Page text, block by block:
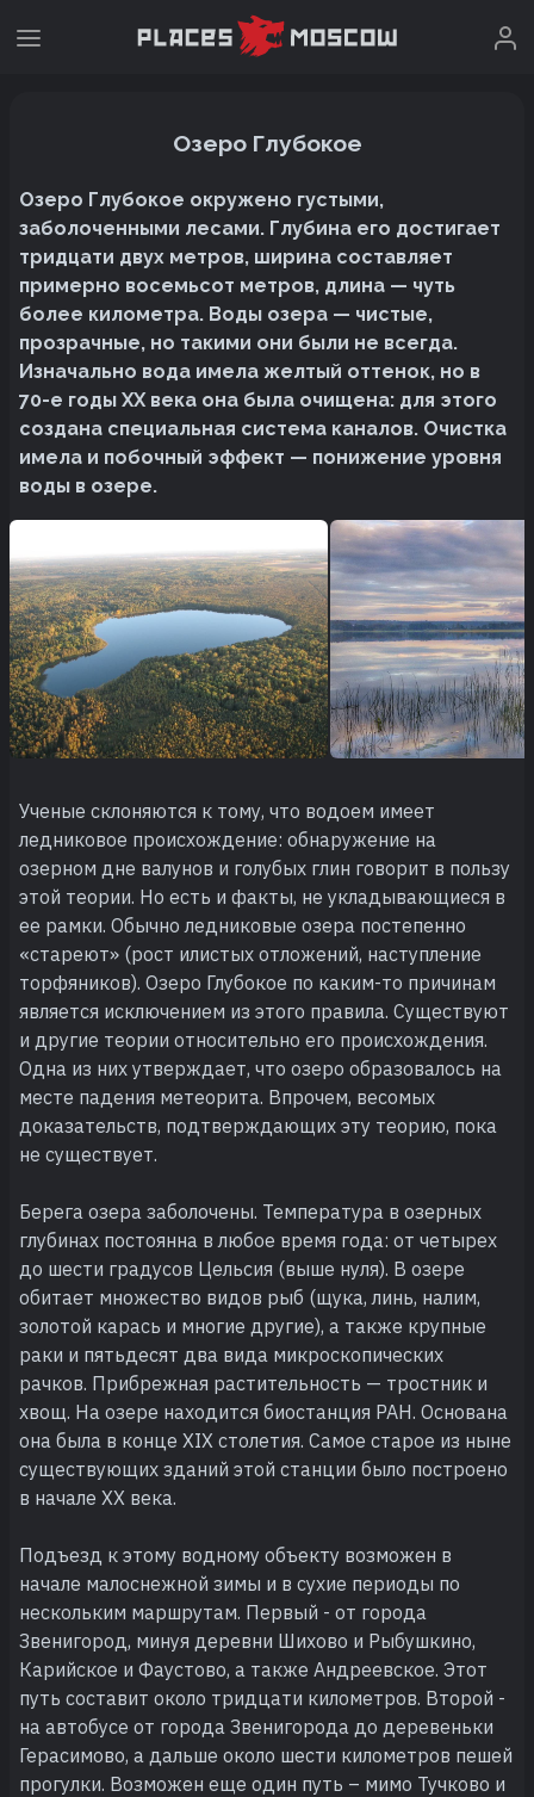
Озеро Глубокое
Озеро Глубокое окружено густыми,
заболоченными лесами. Глубина его достигает
тридцати двух метров, ширина составляет
примерно восемьсот метров, длина — чуть
более километра. Воды озера — чистые,
прозрачные, но такими они были не всегда.
Изначально вода имела желтый оттенок, но в
70-е годы XX века она была очищена: для этого
создана специальная система каналов. Очистка
имела и побочный эффект — понижение уровня
воды в озере.
Ученые склоняются к тому, что водоем имеет
ледниковое происхождение: обнаружение на
озерном дне валунов и голубых глин говорит в пользу
этой теории. Но есть и факты, не укладывающиеся в
ее рамки. Обычно ледниковые озера постепенно
«стареют» (рост илистых отложений, наступление
торфяников). Озеро Глубокое по каким-то причинам
является исключением из этого правила. Существуют
и другие теории относительно его происхождения.
Одна из них утверждает, что озеро образовалось на
месте падения метеорита. Впрочем, весомых
доказательств, подтверждающих эту теорию, пока
не существует.
Берега озера заболочены. Температура в озерных
глубинах постоянна в любое время года: от четырех
до шести градусов Цельсия (выше нуля). В озере
обитает множество видов рыб (щука, линь, налим,
золотой карась и многие другие), а также крупные
раки и пятьдесят два вида микроскопических
рачков. Прибрежная растительность — тростник и
хвощ. На озере находится биостанция РАН. Основана
она была в конце XIX столетия. Самое старое из ныне
существующих зданий этой станции было построено
в начале XX века.
Подъезд к этому водному объекту возможен в
начале малоснежной зимы и в сухие периоды по
нескольким маршрутам. Первый - от города
Звенигород, минуя деревни Шихово и Рыбушкино,
Карийское и Фаустово, а также Андреевское. Этот
путь составит около тридцати километров. Второй -
на автобусе от города Звенигорода до деревеньки
Герасимово, а дальше около шести километров пешей
прогулки. Возможен еще один путь – мимо Тучково и